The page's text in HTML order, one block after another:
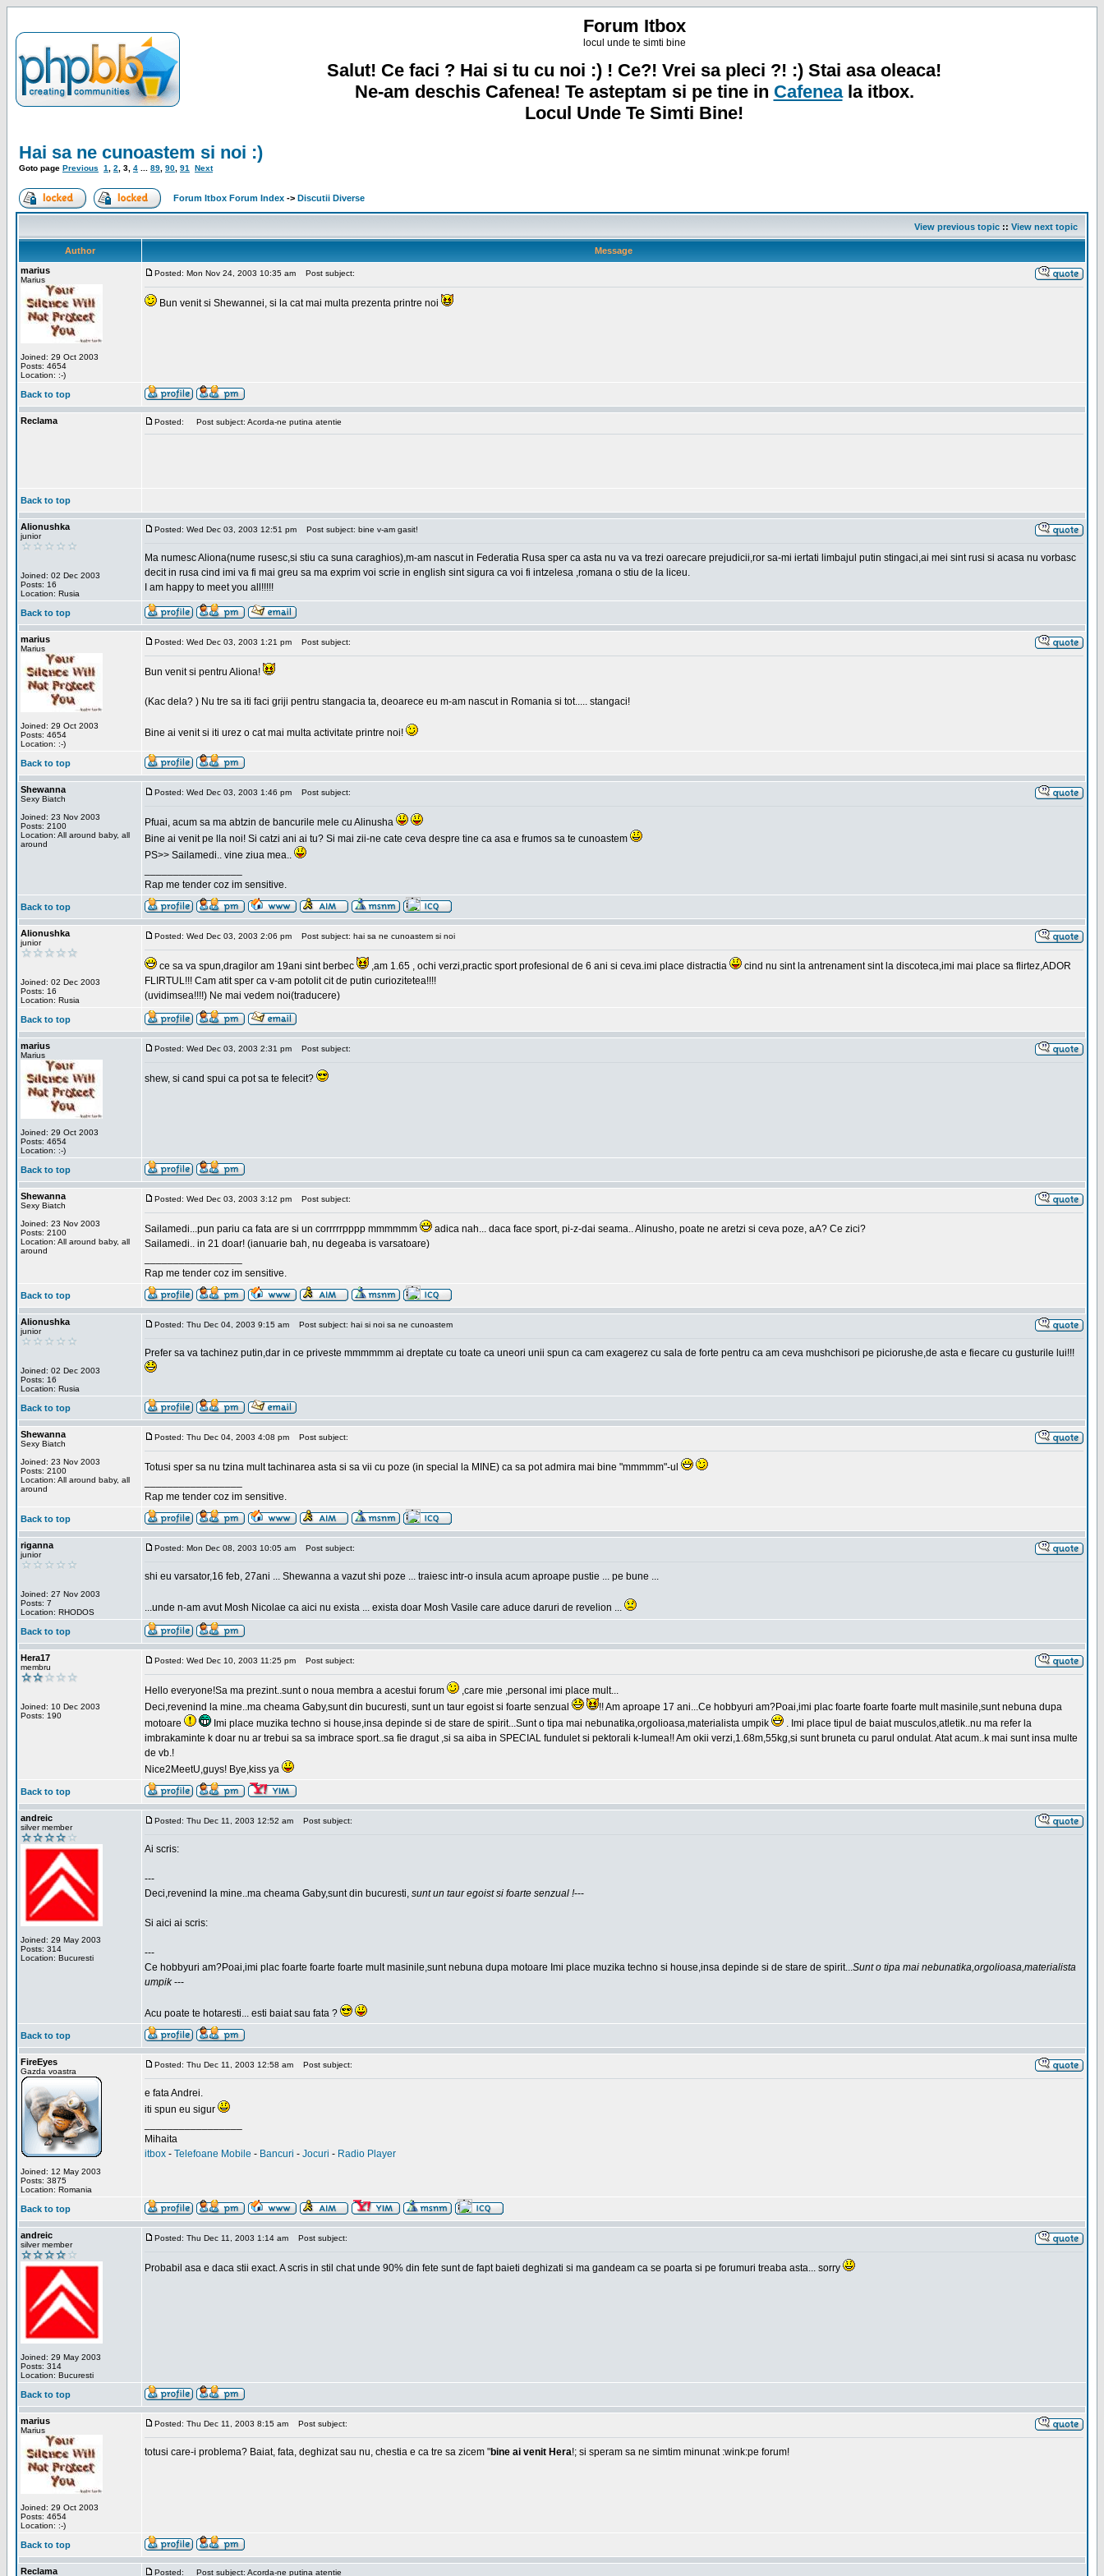
Forum Itbox
locul unde te simti bine
Salut! Ce faci ? Hai si tu cu noi :) ! Ce?! Vrei sa pleci ?! :) Stai asa oleaca!
Ne-am deschis Cafenea! Te asteptam si pe tine in Cafeneala itbox.
Locul Unde Te Simti Bine!
Hai sa ne cunoastem si noi :)
Goto page Previous 1 2 3 4 89 90 91 Next
Forum Itbox Forum Index -> Discutii Diverse
View previous topic :: View next topic
Author
Message
marius
Marius
Joined: 29 Oct 2003
Posts: 4654
Location: :-)
Posted: Mon Nov 24, 2003 10:35 am Post subject:
Bun venit si Shewannei, si la cat mai multa prezenta printre noi
Back to top
Reclama Posted: Post subject: Acorda-ne putina atentie
Back to top
Alionushka
junior
Joined: 02 Dec 2003
Posts: 16
Location: Rusia
Posted: Wed Dec 03, 2003 12:51 pm Post subject: bine v-am gasit!
Ma numesc Aliona(nume rusesc,si stiu ca suna caraghios),m-am nascut in Federatia Rusa sper ca asta nu va va trezi oarecare prejudicii,ror sa-mi iertati limbajul putin stingaci,ai mei sint rusi si acasa nu vorbasc
decit in rusa cind imi va fi mai greu sa ma exprim voi scrie in english sint sigura ca voi fi intzelesa ,romana o stiu de la liceu.
I am happy to meet you all!!!!!
Back to top
marius
Marius
Joined: 29 Oct 2003
Posts: 4654
Location: :-)
Posted: Wed Dec 03, 2003 1:21 pm Post subject:
Bun venit si pentru Aliona!
(Kac dela? ) Nu tre sa iti faci griji pentru stangacia ta, deoarece eu m-am nascut in Romania si tot..... stangaci!
Bine ai venit si iti urez o cat mai multa activitate printre noi!
Back to top
Shewanna
Sexy Biatch
Joined: 23 Nov 2003
Posts: 2100
Location: All around baby, all
around
Posted: Wed Dec 03, 2003 1:46 pm Post subject:
Pfuai, acum sa ma abtzin de bancurile mele cu Alinusha
Bine ai venit pe lla noi! Si catzi ani ai tu? Si mai zii-ne cate ceva despre tine ca asa e frumos sa te cunoastem
PS>> Sailamedi.. vine ziua mea..
Rap me tender coz im sensitive.
Back to top
Alionushka
junior
Joined: 02 Dec 2003
Posts: 16
Location: Rusia
Posted: Wed Dec 03, 2003 2:06 pm Post subject: hai sa ne cunoastem si noi
ce sa va spun,dragilor am 19ani sint berbec ,am 1.65 , ochi verzi,practic sport profesional de 6 ani si ceva.imi place distractia
cind nu sint la antrenament sint la discoteca,imi mai place sa flirtez,ADOR
FLIRTUL!!! Cam atit sper ca v-am potolit cit de putin curiozitetea!!!!
(uvidimsea!!!!) Ne mai vedem noi(traducere)
Back to top
marius
Marius
Joined: 29 Oct 2003
Posts: 4654
Location: :-)
Posted: Wed Dec 03, 2003 2:31 pm Post subject:
shew, si cand spui ca pot sa te felecit?
Back to top
Shewanna
Sexy Biatch
Joined: 23 Nov 2003
Posts: 2100
Location: All around baby, all
around
Posted: Wed Dec 03, 2003 3:12 pm Post subject:
Sailamedi...pun pariu ca fata are si un corrrrrpppp mmmmmm
adica nah... daca face sport, pi-z-dai seama.. Alinusho, poate ne aretzi si ceva poze, aA? Ce zici?
Sailamedi.. in 21 doar! (ianuarie bah, nu degeaba is varsatoare)
Rap me tender coz im sensitive.
Back to top
Alionushka
junior
Joined: 02 Dec 2003
Posts: 16
Location: Rusia
Posted: Thu Dec 04, 2003 9:15 am Post subject: hai si noi sa ne cunoastem
Prefer sa va tachinez putin,dar in ce priveste mmmmmm ai dreptate cu toate ca uneori unii spun ca cam exagerez cu sala de forte pentru ca am ceva mushchisori pe piciorushe,de asta e fiecare cu gusturile lui!!!
Back to top
Shewanna
Sexy Biatch
Joined: 23 Nov 2003
Posts: 2100
Location: All around baby, all
around
Posted: Thu Dec 04, 2003 4:08 pm Post subject:
Totusi sper sa nu tzina mult tachinarea asta si sa vii cu poze (in special la MINE) ca sa pot admira mai bine "mmmmm"-ul
Rap me tender coz im sensitive.
Back to top
riganna
junior
Joined: 27 Nov 2003
Posts: 7
Location: RHODOS
Posted: Mon Dec 08, 2003 10:05 am Post subject:
shi eu varsator,16 feb, 27ani ... Shewanna a vazut shi poze ... traiesc intr-o insula acum aproape pustie ... pe bune ...
...unde n-am avut Mosh Nicolae ca aici nu exista ... exista doar Mosh Vasile care aduce daruri de revelion ...
Back to top
Hera17
membru
Joined: 10 Dec 2003
Posts: 190
Posted: Wed Dec 10, 2003 11:25 pm Post subject:
Hello everyone!Sa ma prezint..sunt o noua membra a acestui forum
,care mie ,personal imi place mult...
Deci,revenind la mine..ma cheama Gaby,sunt din bucuresti, sunt un taur egoist si foarte senzual
!! Am aproape 17 ani...Ce hobbyuri am?Poai,imi plac foarte foarte foarte mult masinile,sunt nebuna dupa
motoare
Imi place muzika techno si house,insa depinde si de stare de spirit...Sunt o tipa mai nebunatika,orgolioasa,materialista umpik
. Imi place tipul de baiat musculos,atletik..nu ma refer la
imbrakaminte k doar nu ar trebui sa sa imbrace sport..sa fie dragut ,si sa aiba in SPECIAL fundulet si pektorali k-lumea!! Am okii verzi,1.68m,55kg,si sunt bruneta cu parul ondulat. Atat acum..k mai sunt insa multe
de vb.!
Nice2MeetU,guys! Bye,kiss ya
Back to top
andreic
silver member
Joined: 29 May 2003
Posts: 314
Location: Bucuresti
Posted: Thu Dec 11, 2003 12:52 am Post subject:
Ai scris:
---
Deci,revenind la mine..ma cheama Gaby,sunt din bucuresti, sunt un taur egoist si foarte senzual !---
Si aici ai scris:
---
Ce hobbyuri am?Poai,imi plac foarte foarte foarte mult masinile,sunt nebuna dupa motoare Imi place muzika techno si house,insa depinde si de stare de spirit...Sunt o tipa mai nebunatika,orgolioasa,materialista
umpik---
Acu poate te hotaresti... esti baiat sau fata ?
Back to top
FireEyes
Gazda voastra
Joined: 12 May 2003
Posts: 3875
Location: Romania
Posted: Thu Dec 11, 2003 12:58 am Post subject:
e fata Andrei.
iti spun eu sigur
Mihaita
itbox - Telefoane Mobile - Bancuri - Jocuri - Radio Player
Back to top
andreic
silver member
Joined: 29 May 2003
Posts: 314
Location: Bucuresti
Posted: Thu Dec 11, 2003 1:14 am Post subject:
Probabil asa e daca stii exact. A scris in stil chat unde 90% din fete sunt de fapt baieti deghizati si ma gandeam ca se poarta si pe forumuri treaba asta... sorry
Back to top
marius
Marius
Joined: 29 Oct 2003
Posts: 4654
Location: :-)
Posted: Thu Dec 11, 2003 8:15 am Post subject:
totusi care-i problema? Baiat, fata, deghizat sau nu, chestia e ca tre sa zicem "bine ai venit Hera!; si speram sa ne simtim minunat :wink:pe forum!
Back to top
Reclama Posted: Post subject: Acorda-ne putina atentie